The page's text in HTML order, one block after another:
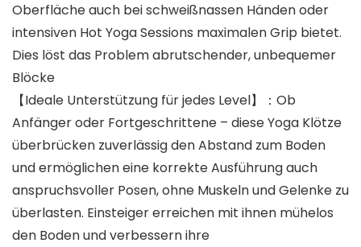
Oberfläche auch bei schweißnassen Händen oder
intensiven Hot Yoga Sessions maximalen Grip bietet.
Dies löst das Problem abrutschender, unbequemer
Blöcke
【Ideale Unterstützung für jedes Level】：Ob
Anfänger oder Fortgeschrittene – diese Yoga Klötze
überbrücken zuverlässig den Abstand zum Boden
und ermöglichen eine korrekte Ausführung auch
anspruchsvoller Posen, ohne Muskeln und Gelenke zu
überlasten. Einsteiger erreichen mit ihnen mühelos
den Boden und verbessern ihre